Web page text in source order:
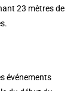
23 mètres de
événements